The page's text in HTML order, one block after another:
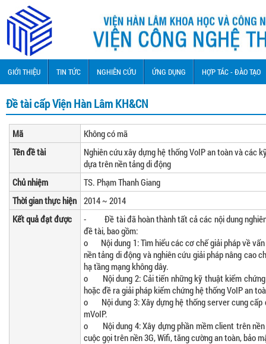
GIỚI THIỆU TIN TỨC NGHIÊN CỨU ỨNG DỤNG HỢP TÁC - ĐÀO TẠO
Đề tài cấp Viện Hàn Lâm KH&CN
Mã
Không có mã
Tên đề tài
Nghiên cứu xây dựng hệ thống VoIP an toàn và các
dựa trên nền tảng di động
Chủ nhiệm
TS. Phạm Thanh Giang
Thời gian thực hiện 2014 ~ 2014
Kết quả đạt được
- Đề tài đã hoàn thành tất cả các nội dung nghiên
đề tài, bao gồm:
o Nội dung 1: Tìm hiểu các cơ chế giải pháp về
nền tảng di động và nghiên cứu giải pháp nâng cao
hạ tầng mạng không dây.
o Nội dung 2: Cải tiến những kỹ thuật kiểm chứng
hoặc đề ra giải pháp kiểm chứng hệ thống VoIP an
o Nội dung 3: Xây dựng hệ thống server cung cấp
mVoIP.
o Nội dung 4: Xây dựng phần mềm client trên nền
cuộc gọi trên nền 3G, Wifi, tăng cường an toàn, bảo